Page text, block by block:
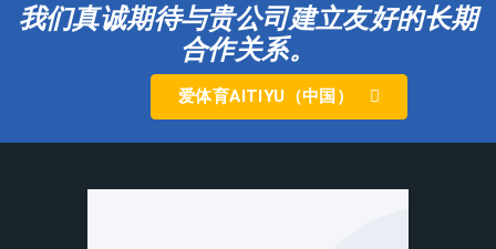
我们真诚期待与贵公司建立友好的长期
合作关系。
爱体育AITIYU（中国）